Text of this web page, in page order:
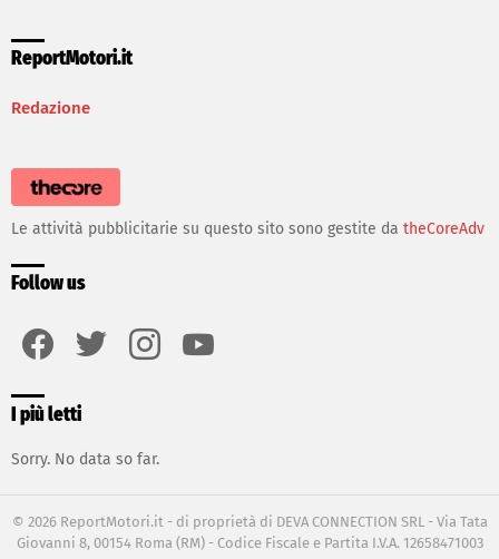
ReportMotori.it
Redazione
Le attività pubblicitarie su questo sito sono gestite da theCoreAdv
Follow us
I più letti
Sorry. No data so far.
© 2026 ReportMotori.it - di proprietà di DEVA CONNECTION SRL - Via Tata
Giovanni 8, 00154 Roma (RM) - Codice Fiscale e Partita I.V.A. 12658471003